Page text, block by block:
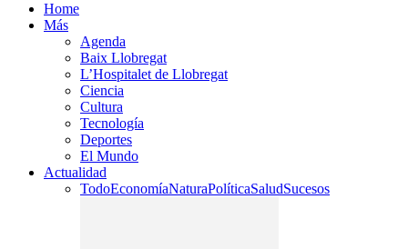
Home
Más
Agenda
Baix Llobregat
L’Hospitalet de Llobregat
Ciencia
Cultura
Tecnología
Deportes
El Mundo
Actualidad
TodoEconomíaNaturaPolíticaSaludSucesos